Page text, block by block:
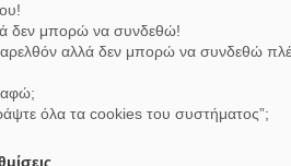
δεν μπορώ να συνδεθώ!
αλλά δεν μπορώ να συνδεθώ
όλα τα cookies του συστήματος”;